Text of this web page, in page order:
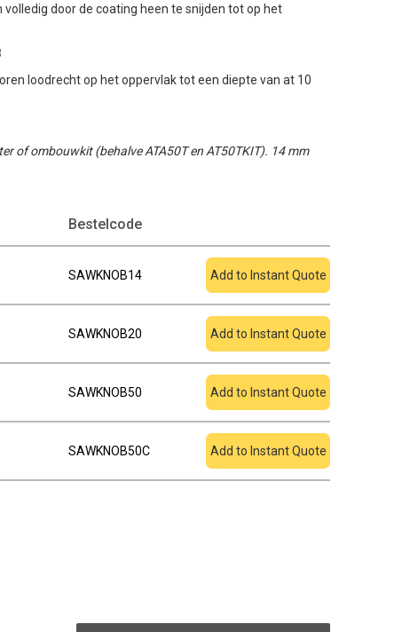
door de coating heen te snijden tot op het
loodrecht op het oppervlak tot een diepte van at 10
of ombouwkit (behalve ATA50T en AT50TKIT). 14 mm
Bestelcode
SAWKNOB14 Add to Instant Quote
SAWKNOB20 Add to Instant Quote
SAWKNOB50 Add to Instant Quote
SAWKNOB50C Add to Instant Quote